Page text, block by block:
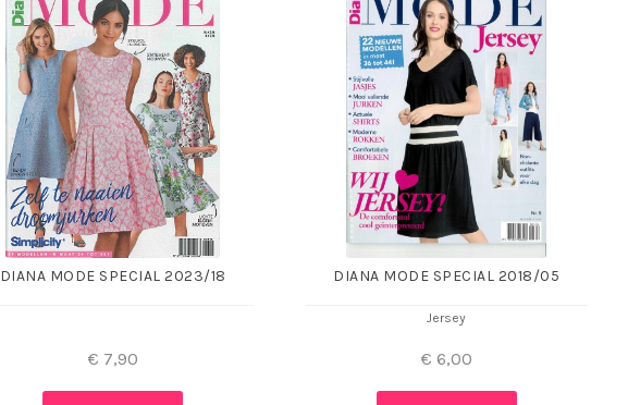
DIANA MODE SPECIAL 2023/18
€ 7,90
DIANA MODE SPECIAL 2018/05
Jersey
€ 6,00